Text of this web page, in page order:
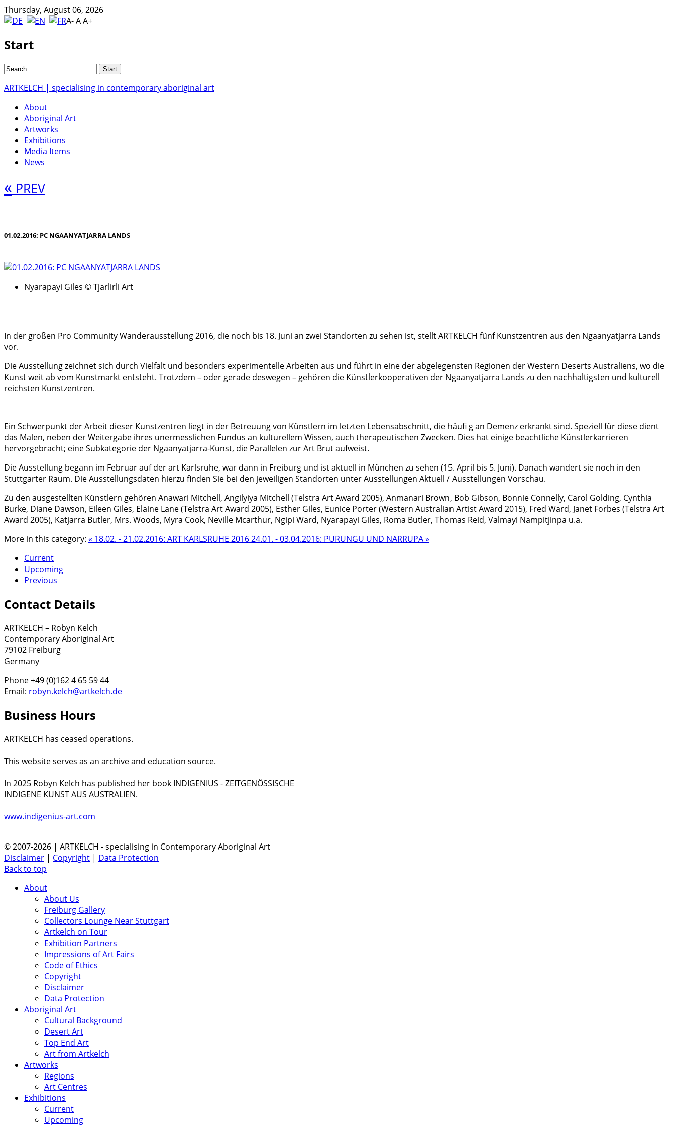
Thursday, August 06, 2026
A-AA+
Start
ARTKELCH | specialising in contemporary aboriginal art
About
Aboriginal Art
Artworks
Exhibitions
Media Items
News
« PREV
01.02.2016: PC NGAANYATJARRA LANDS
Nyarapayi Giles © Tjarlirli Art
In der großen Pro Community Wanderausstellung 2016, die noch bis 18. Juni an zwei Standorten zu sehen ist, stellt ARTKELCH fünf Kunstzentren aus den Ngaanyatjarra Lands
vor.
Die Ausstellung zeichnet sich durch Vielfalt und besonders experimentelle Arbeiten aus und führt in eine der abgelegensten Regionen der Western Deserts Australiens, wo die
Kunst weit ab vom Kunstmarkt entsteht. Trotzdem – oder gerade deswegen – gehören die Künstlerkooperativen der Ngaanyatjarra Lands zu den nachhaltigsten und kulturell
reichsten Kunstzentren.
Ein Schwerpunkt der Arbeit dieser Kunstzentren liegt in der Betreuung von Künstlern im letzten Lebensabschnitt, die häufi g an Demenz erkrankt sind. Speziell für diese dient
das Malen, neben der Weitergabe ihres unermesslichen Fundus an kulturellem Wissen, auch therapeutischen Zwecken. Dies hat einige beachtliche Künstlerkarrieren
hervorgebracht; eine Subkategorie der Ngaanyatjarra-Kunst, die Parallelen zur Art Brut aufweist.
Die Ausstellung begann im Februar auf der art Karlsruhe, war dann in Freiburg und ist aktuell in München zu sehen (15. April bis 5. Juni). Danach wandert sie noch in den
Stuttgarter Raum. Die Ausstellungsdaten hierzu finden Sie bei den jeweiligen Standorten unter Ausstellungen Aktuell / Ausstellungen Vorschau.
Zu den ausgestellten Künstlern gehören Anawari Mitchell, Angilyiya Mitchell (Telstra Art Award 2005), Anmanari Brown, Bob Gibson, Bonnie Connelly, Carol Golding, Cynthia
Burke, Diane Dawson, Eileen Giles, Elaine Lane (Telstra Art Award 2005), Esther Giles, Eunice Porter (Western Australian Artist Award 2015), Fred Ward, Janet Forbes (Telstra Art
Award 2005), Katjarra Butler, Mrs. Woods, Myra Cook, Neville Mcarthur, Ngipi Ward, Nyarapayi Giles, Roma Butler, Thomas Reid, Valmayi Nampitjinpa u.a.
More in this category: « 18.02. - 21.02.2016: ART KARLSRUHE 201624.01. - 03.04.2016: PURUNGU UND NARRUPA »
Current
Upcoming
Previous
Contact Details
ARTKELCH – Robyn Kelch
Contemporary Aboriginal Art
79102 Freiburg
Germany
Phone +49 (0)162 4 65 59 44
Email: robyn.kelch@artkelch.de
Business Hours
ARTKELCH has ceased operations.
This website serves as an archive and education source.
In 2025 Robyn Kelch has published her book INDIGENIUS - ZEITGENÖSSISCHE
INDIGENE KUNST AUS AUSTRALIEN.
www.indigenius-art.com
© 2007-2026 | ARTKELCH - specialising in Contemporary Aboriginal Art
Disclaimer | Copyright | Data Protection
Back to top
About
About Us
Freiburg Gallery
Collectors Lounge Near Stuttgart
Artkelch on Tour
Exhibition Partners
Impressions of Art Fairs
Code of Ethics
Copyright
Disclaimer
Data Protection
Aboriginal Art
Cultural Background
Desert Art
Top End Art
Art from Artkelch
Artworks
Regions
Art Centres
Exhibitions
Current
Upcoming